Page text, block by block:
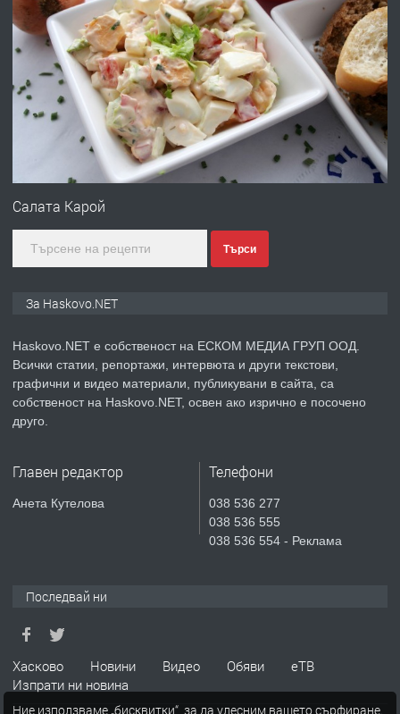
преди 3 дни
ПРЕДЛАГА Давам гараж под наем
преди 3 дни
№4120 Магазин/Офис под наем в кв.
преди 4 дни
ПРЕДЛАГА
Продавам парцел в гр. Хасково кв.
СГЛОБЯВАНЕ НА МЕБЕЛИ.
апартамент под наем в кв.
Училищни, гр. Хасково.
Салата Карой
Търси
За Haskovo.NET
Haskovo.NET е собственост на ЕСКОМ МЕДИА ГРУП ООД.
Всички статии, репортажи, интервюта и други текстови,
графични и видео материали, публикувани в сайта, са
собственост на Haskovo.NET, освен ако изрично е посочено
друго.
Главен редактор
Анета Кутелова
Телефони
038 536 277
038 536 555
038 536 554 - Реклама
Последвай ни
Хасково Новини Видео Обяви
еТВ
Изпрати ни новина
Ние използваме „бисквитки“, за да улесним вашето сърфиране.